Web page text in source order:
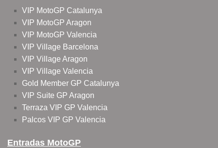
VIP MotoGP Catalunya
VIP MotoGP Aragon
VIP MotoGP Valencia
VIP Village Barcelona
VIP Village Aragon
VIP Village Valencia
Gold Member GP Catalunya
VIP Suite GP Aragon
Terraza VIP GP Valencia
Palcos VIP GP Valencia
Entradas MotoGP